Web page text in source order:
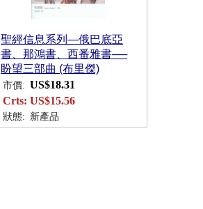
聖經信息系列—俄巴底亞
書、那鴻書、西番雅書──
盼望三部曲 (布里傑)
市價: US$18.31
Crts: US$15.56
狀態: 新產品